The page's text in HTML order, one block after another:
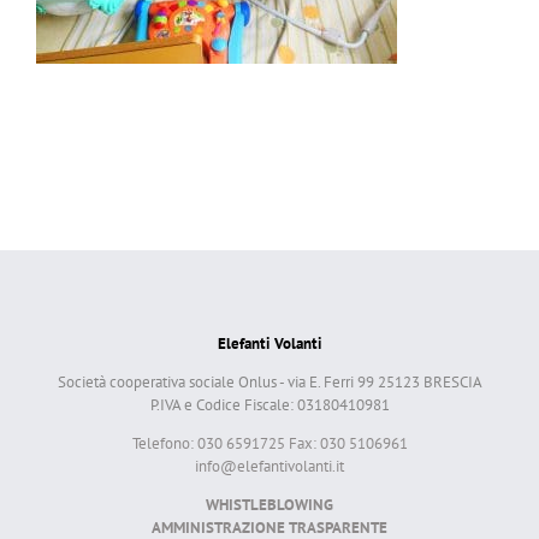
Elefanti Volanti
Società cooperativa sociale Onlus - via E. Ferri 99 25123 BRESCIA
P.IVA e Codice Fiscale: 03180410981
Telefono: 030 6591725 Fax: 030 5106961
info@elefantivolanti.it
WHISTLEBLOWING
AMMINISTRAZIONE TRASPARENTE